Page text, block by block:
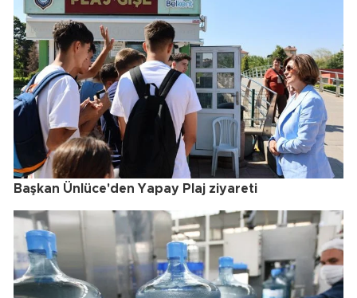
Başkan Ünlüce'den Yapay Plaj ziyareti